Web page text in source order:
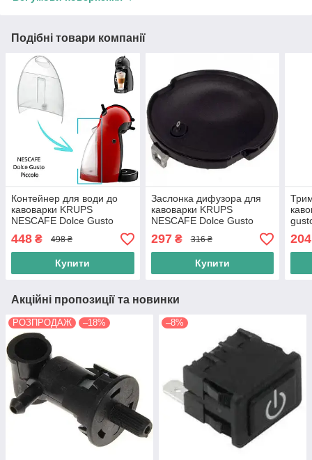
Подібні товари компанії
Контейнер для води до
кавоварки KRUPS
NESCAFE Dolce Gusto
Piccolo KP100610 (MS-
622735)
448 ₴ 498 ₴
Купити
Заслонка дифузора для
кавоварки KRUPS
NESCAFE Dolce Gusto
(MS-622718)
297₴ 316 ₴
Купити
204
Акційні пропозиції та новинки
РОЗПРОДАЖ –18% –8%